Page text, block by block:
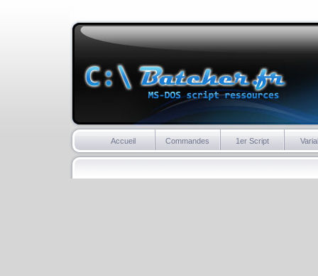
Accueil Commandes 1er Script